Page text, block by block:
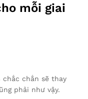
mỗi giai
chắn sẽ thay
phải như vậy.